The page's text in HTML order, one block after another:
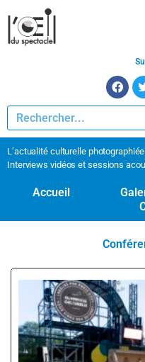
L’actualité culturelle
Interviews vidéos et sessions
Accueil